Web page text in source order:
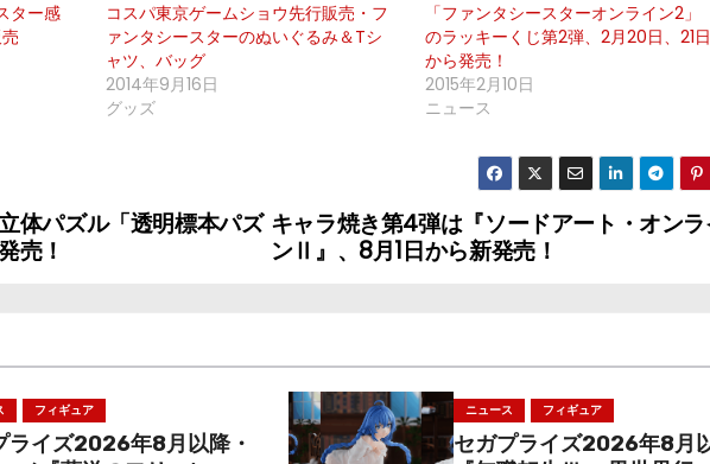
ター感
コスパ東京ゲームショウ先行販売・フ
ァンタシースターのぬいぐるみ＆Tシ
ャツ、バッグ
2014年9月16日
グッズ
「ファンタシースターオンライン2」
のラッキーくじ第2弾、2月20日、21
から発売！
2015年2月10日
ニュース
キャラ焼き第4弾は『ソードアート・オン
ンⅡ』、8月1日から新発売！
体パズル「透明標本パズ
売！
フィギュア
ライズ2026年8月以降・
ニュース フィギュア
セガプライズ2026年8月